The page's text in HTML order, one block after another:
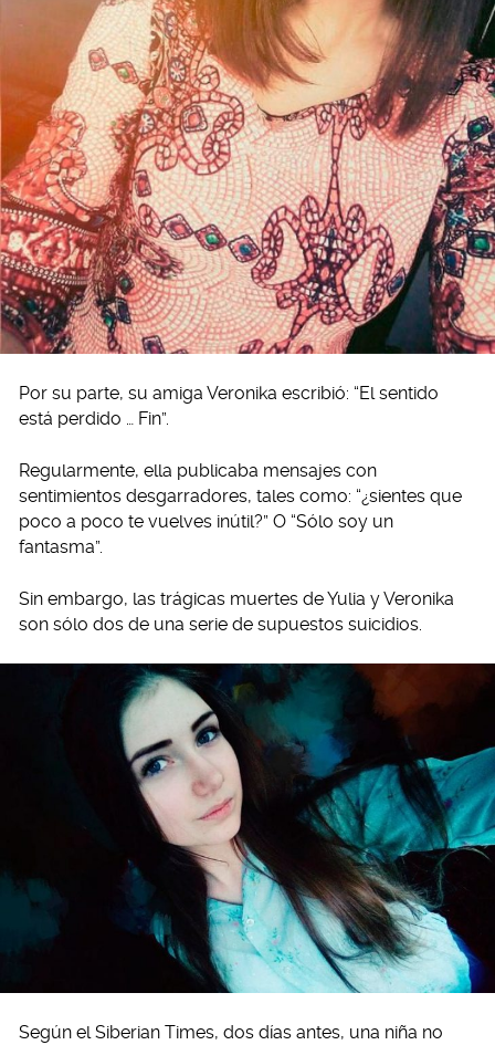
Por su parte, su amiga Veronika escribió: “El sentido
está perdido … Fin”.
Regularmente, ella publicaba mensajes con
sentimientos desgarradores, tales como: “¿sientes que
poco a poco te vuelves inútil?” O “Sólo soy un
fantasma”.
Sin embargo, las trágicas muertes de Yulia y Veronika
son sólo dos de una serie de supuestos suicidios.
Según el Siberian Times, dos días antes, una niña no